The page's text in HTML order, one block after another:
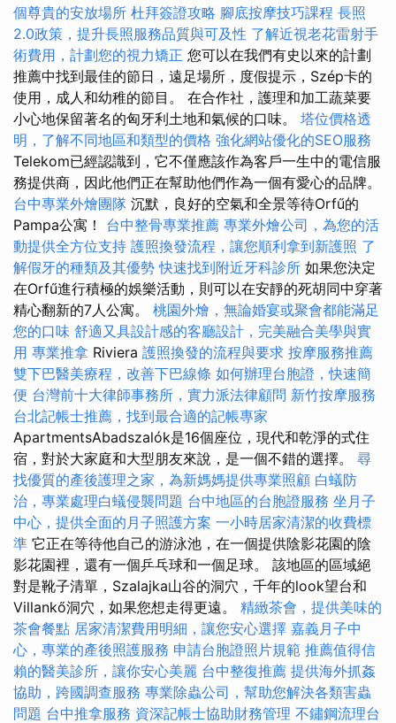
個尊貴的安放場所 杜拜簽證攻略 腳底按摩技巧課程 長照
2.0政策，提升長照服務品質與可及性 了解近視老花雷射手
術費用，計劃您的視力矯正 您可以在我們有史以來的計劃
推薦中找到最佳的節日，遠足場所，度假提示，Szép卡的
使用，成人和幼稚的節目。 在合作社，護理和加工蔬菜要
小心地保留著名的匈牙利土地和氣候的口味。 塔位價格透
明，了解不同地區和類型的價格 強化網站優化的SEO服務
Telekom已經認識到，它不僅應該作為客戶一生中的電信服
務提供商，因此他們正在幫助他們作為一個有愛心的品牌。
台中專業外燴團隊 沉默，良好的空氣和全景等待Orfű的
Pampa公寓！ 台中整骨專業推薦 專業外燴公司，為您的活
動提供全方位支持 護照換發流程，讓您順利拿到新護照 了
解假牙的種類及其優勢 快速找到附近牙科診所 如果您決定
在Orfű進行積極的娛樂活動，則可以在安靜的死胡同中穿著
精心翻新的7人公寓。 桃園外燴，無論婚宴或聚會都能滿足
您的口味 舒適又具設計感的客廳設計，完美融合美學與實
用 專業推拿 Riviera 護照換發的流程與要求 按摩服務推薦
雙下巴醫美療程，改善下巴線條 如何辦理台胞證，快速簡
便 台灣前十大律師事務所，實力派法律顧問 新竹按摩服務
台北記帳士推薦，找到最合適的記帳專家
ApartmentsAbadszalók是16個座位，現代和乾淨的式住
宿，對於大家庭和大型朋友來說，是一個不錯的選擇。 尋
找優質的產後護理之家，為新媽媽提供專業照顧 白蟻防
治，專業處理白蟻侵襲問題 台中地區的台胞證服務 坐月子
中心，提供全面的月子照護方案 一小時居家清潔的收費標
準 它正在等待他自己的游泳池，在一個提供陰影花園的陰
影花園裡，還有一個乒乓球和一個足球。 該地區的區域絕
對是靴子清單，Szalajka山谷的洞穴，千年的look望台和
Villankő洞穴，如果您想走得更遠。 精緻茶會，提供美味的
茶會餐點 居家清潔費用明細，讓您安心選擇 嘉義月子中
心，專業的產後照護服務 申請台胞證照片規範 推薦值得信
賴的醫美診所，讓你安心美麗 台中整復推薦 提供海外抓姦
協助，跨國調查服務 專業除蟲公司，幫助您解決各類害蟲
問題 台中推拿服務 資深記帳士協助財務管理 不鏽鋼流理台